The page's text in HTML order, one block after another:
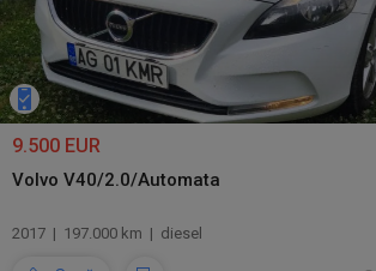
9.500 EUR
Volvo V40/2.0/Automata
2017 | 197.000 km | diesel